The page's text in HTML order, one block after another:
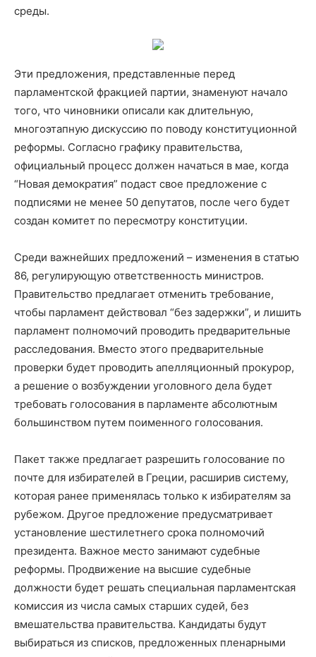
среды.
Эти предложения, представленные перед
парламентской фракцией партии, знаменуют начало
того, что чиновники описали как длительную,
многоэтапную дискуссию по поводу конституционной
реформы. Согласно графику правительства,
официальный процесс должен начаться в мае, когда
“Новая демократия” подаст свое предложение с
подписями не менее 50 депутатов, после чего будет
создан комитет по пересмотру конституции.
Среди важнейших предложений – изменения в статью
86, регулирующую ответственность министров.
Правительство предлагает отменить требование,
чтобы парламент действовал “без задержки”, и лишить
парламент полномочий проводить предварительные
расследования. Вместо этого предварительные
проверки будет проводить апелляционный прокурор,
а решение о возбуждении уголовного дела будет
требовать голосования в парламенте абсолютным
большинством путем поименного голосования.
Пакет также предлагает разрешить голосование по
почте для избирателей в Греции, расширив систему,
которая ранее применялась только к избирателям за
рубежом. Другое предложение предусматривает
установление шестилетнего срока полномочий
президента. Важное место занимают судебные
реформы. Продвижение на высшие судебные
должности будет решать специальная парламентская
комиссия из числа самых старших судей, без
вмешательства правительства. Кандидаты будут
выбираться из списков, предложенных пленарными